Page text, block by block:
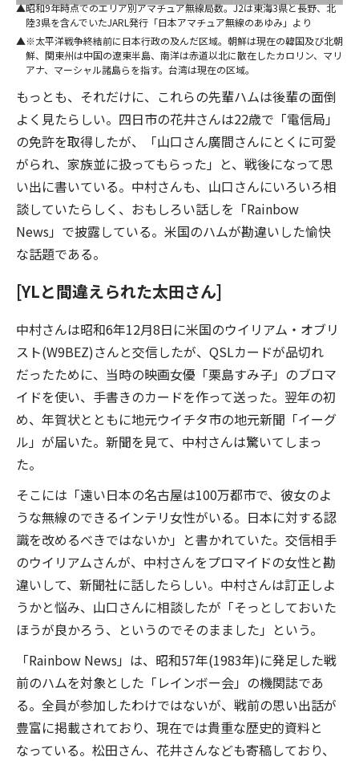
昭和9年時点でのエリア別アマチュア無線局数。J2は東海3県と長野、北
陸3県を含んでいたJARL発行「日本アマチュア無線のあゆみ」より
※太平洋戦争終結前に日本行政の及んだ区域。朝鮮は現在の韓国及び北朝
鮮、関東州は中国の遼東半島、南洋は赤道以北に散在したカロリン、マリ
アナ、マーシャル諸島らを指す。台湾は現在の区域。
もっとも、それだけに、これらの先輩ハムは後輩の面倒
よく見たらしい。四日市の花井さんは22歳で「電信局」
の免許を取得したが、「山口さん廣間さんにとくに可愛
がられ、家族並に扱ってもらった」と、戦後になって思
い出に書いている。中村さんも、山口さんにいろいろ相
談していたらしく、おもしろい話しを「Rainbow
News」で披露している。米国のハムが勘違いした愉快
な話題である。
[YLと間違えられた太田さん]
中村さんは昭和6年12月8日に米国のウイリアム・オブリ
スト(W9BEZ)さんと交信したが、QSLカードが品切れ
だったために、当時の映画女優「栗島すみ子」のブロマ
イドを使い、手書きのカードを作って送った。翌年の初
め、年賀状とともに地元ウイチタ市の地元新聞「イーグ
ル」が届いた。新聞を見て、中村さんは驚いてしまっ
た。
そこには「遠い日本の名古屋は100万都市で、彼女のよ
うな無線のできるインテリ女性がいる。日本に対する認
識を改めるべきではないか」と書かれていた。交信相手
のウイリアムさんが、中村さんをプロマイドの女性と勘
違いして、新聞社に話したらしい。中村さんは訂正しよ
うかと悩み、山口さんに相談したが「そっとしておいた
ほうが良かろう、というのでそのまました」という。
「Rainbow News」は、昭和57年(1983年)に発足した戦
前のハムを対象とした「レインボー会」の機関誌であ
る。全員が参加したわけではないが、戦前の思い出話が
豊富に掲載されており、現在では貴重な歴史的資料と
なっている。松田さん、花井さんなども寄稿しており、